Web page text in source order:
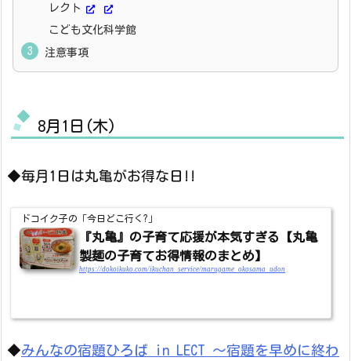
レクト
こども文化科学館
注意事項
8月1日(木)
◆毎月1日は丸亀がお得な日!!
ドコイク子の「今日どこ行く?」
『丸亀』の子育て応援が本気すぎる【丸亀
製麺の子育てお得情報のまとめ】
https://dokoikuko.com/ikuchan_service/marugame_okosama_udon
◆みんなの宿題ひろば in LECT ～宿題を早めに終わ